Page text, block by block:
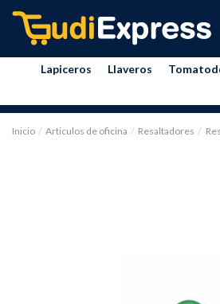
Lapiceros Llaveros
Inicio Articulos de oficina Resaltadores